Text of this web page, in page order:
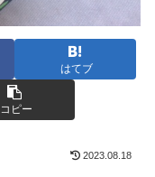
はてブ
コピー
2023.08.18